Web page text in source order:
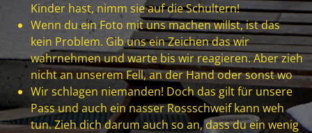
Kinder hast, nimm sie auf die Schultern!
Wenn du ein Foto mit uns machen willst, ist das
kein Problem. Gib uns ein Zeichen das wir
wahrnehmen und warte bis wir reagieren. Aber zieh
nicht an unserem Fell, an der Hand oder sonst wo
Wir schlagen niemanden! Doch das gilt für unsere
Pass und auch ein nasser Rossschweif kann weh
tun. Zieh dich darum auch so an, dass du ein wenig